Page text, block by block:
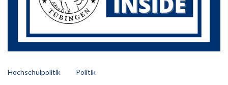
Hochschulpolitik Politik